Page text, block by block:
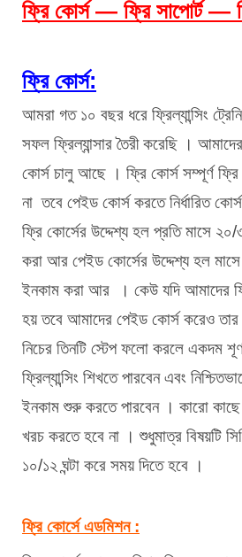
ফ্রি কোর্স — ফ্রি সাপোর্ট —
ফ্রি কোর্স:
আমরা গত ১০ বছর ধরে ফ্রিল্যান্সিং
সফল ফ্রিল্যান্সার তৈরী করেছি ।
কোর্স চালু আছে । ফ্রি কোর্স সম্পূর্ণ ফ্রি
না  তবে পেইড কোর্স করতে নির্ধারিত
ফ্রি কোর্সের উদ্দেশ্য হল প্রতি মাসে
করা আর পেইড কোর্সের উদ্দেশ্য হল
ইনকাম করা আর  । কেউ যদি আমাদের
হয় তবে আমাদের পেইড কোর্স করেও
নিচের তিনটি স্টেপ ফলো করলে একদম
ফ্রিল্যান্সিং শিখতে পারবেন এবং
ইনকাম শুরু করতে পারবেন । কারো কাছে
খরচ করতে হবে না । শুধুমাত্র বিষয়টি
১০/১২ ঘন্টা করে সময় দিতে হবে ।
ফ্রি কোর্সে এডমিশন :